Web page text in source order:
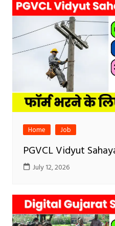
Home Job
PGVCL Vidyut
July 12, 2026